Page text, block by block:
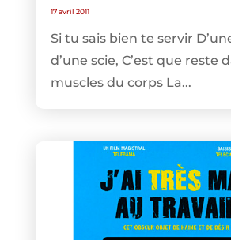
17 avril 2011
Si tu sais bien te servir
d’une scie, C’est que reste
muscles du corps La...